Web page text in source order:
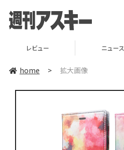
レビュー ニュース
home > 拡大画像